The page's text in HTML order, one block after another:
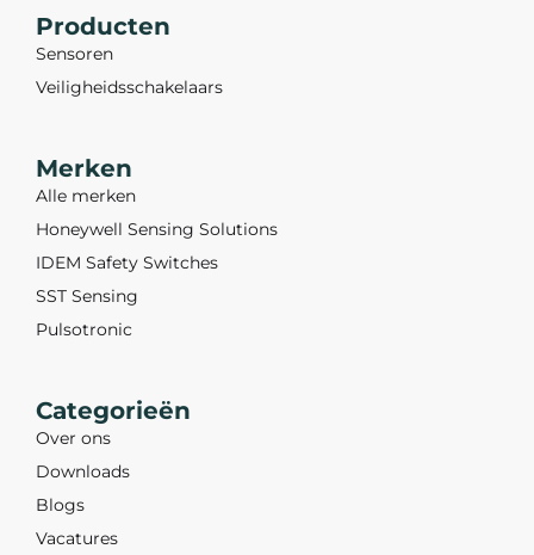
Producten
Sensoren
Veiligheidsschakelaars
Merken
Alle merken
Honeywell Sensing Solutions
IDEM Safety Switches
SST Sensing
Pulsotronic
Categorieën
Over ons
Downloads
Blogs
Vacatures